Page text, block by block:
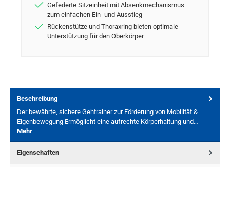
Gefederte Sitzeinheit mit Absenkmechanismus
zum einfachen Ein- und Ausstieg
Rückenstütze und Thoraxring bieten optimale
Unterstützung für den Oberkörper
Beschreibung
Der bewährte, sichere Gehtrainer zur Förderung von Mobilität &
Eigenbewegung Ermöglicht eine aufrechte Körperhaltung und…
Mehr
Eigenschaften